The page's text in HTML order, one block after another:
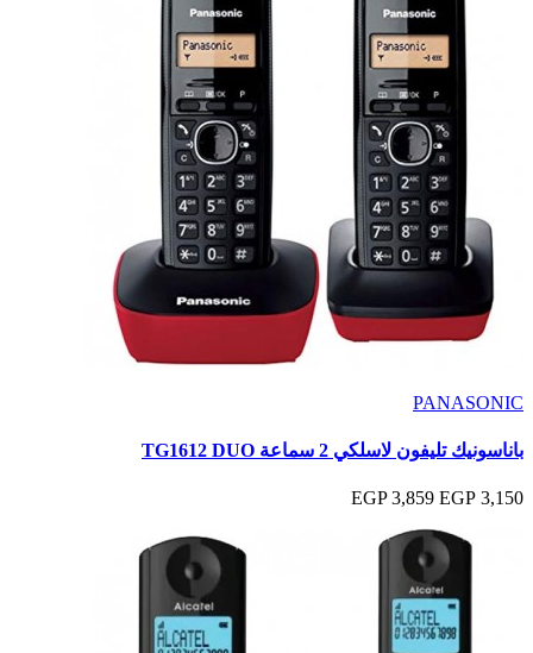
PANASONIC
باناسونيك تليفون لاسلكي 2 سماعة TG1612 DUO
3,150 EGP
3,859 EGP